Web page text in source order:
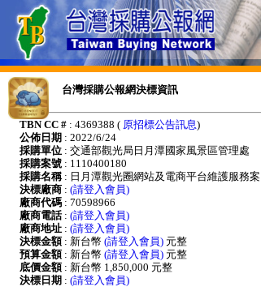
台灣採購公報網決標資訊
TBN CC # : 4369388 ( 原招標公告訊息)
公佈日期 : 2022/6/24
採購單位 : 交通部觀光局日月潭國家風景區管理處
採購案號 : 1110400180
採購名稱: 日月潭觀光圈網站及電商平台維護服務案
決標廠商 : (請登入會員)
廠商代碼 : 70598966
廠商電話: (請登入會員)
廠商地址 : (請登入會員)
決標金額: 新台幣 (請登入會員) 元整
預算金額: 新台幣 (請登入會員) 元整
底價金額: 新台幣 1,850,000 元整
決標日期 : (請登入會員)